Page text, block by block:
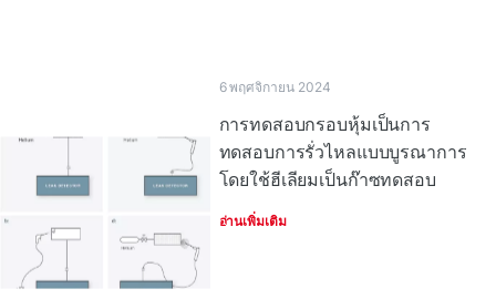
6 พฤศจิกายน 2024
การทดสอบกรอบหุ้มเป็นการ
ทดสอบการรั่วไหลแบบบูรณาการ
โดยใช้ฮีเลียมเป็นก๊าซทดสอบ
อ่านเพิ่มเติม